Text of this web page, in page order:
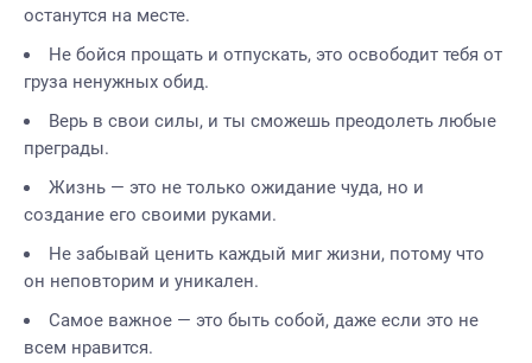
останутся на месте.
Не бойся прощать и отпускать, это освободит тебя от
груза ненужных обид.
Верь в свои силы, и ты сможешь преодолеть любые
преграды.
Жизнь — это не только ожидание чуда, но и
создание его своими руками.
Не забывай ценить каждый миг жизни, потому что
он неповторим и уникален.
Самое важное — это быть собой, даже если это не
всем нравится.